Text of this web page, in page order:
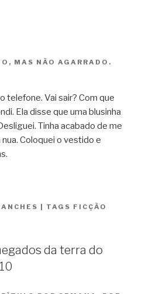
MAS NÃO AGARRADO.
telefone. Vai sair? Com que
Ela disse que uma blusinha
Tinha acabado de me
Coloquei o vestido e
TAGS FICÇÃO
da terra do